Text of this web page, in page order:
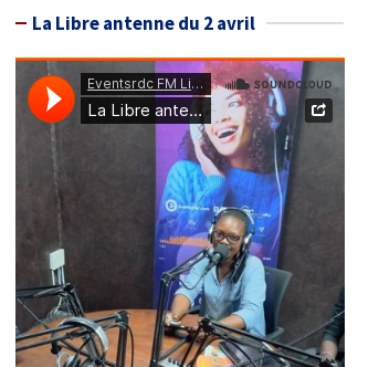
La Libre antenne du 2 avril